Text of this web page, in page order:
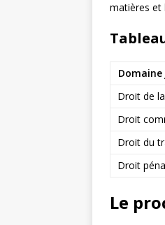
matières et
Droit de
Droit
Droit du
Droit
Le